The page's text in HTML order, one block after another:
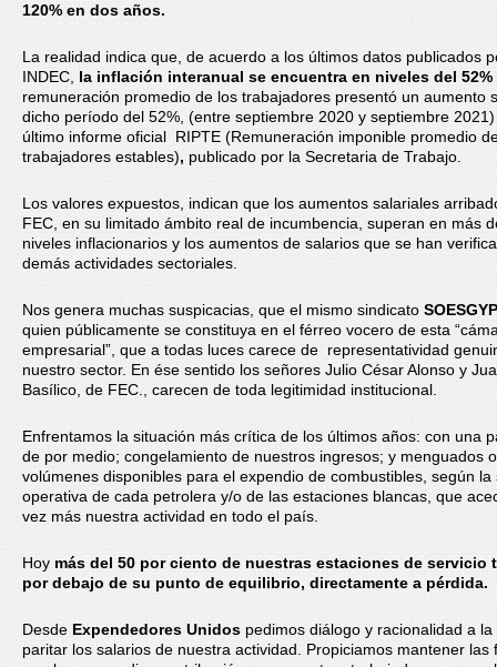
120% en dos años.
La realidad indica que, de acuerdo a los últimos datos publicados
INDEC, la inflación interanual se encuentra en niveles del 52%
remuneración promedio de los trabajadores presentó un aumento
dicho período del 52%, (entre septiembre 2020 y septiembre
último informe oficial RIPTE (Remuneración imponible promedio
trabajadores estables), publicado por la Secretaria de Trabajo.
Los valores expuestos, indican que los aumentos salariales
FEC, en su limitado ámbito real de incumbencia, superan en más
niveles inflacionarios y los aumentos de salarios que se han
demás actividades sectoriales.
Nos genera muchas suspicacias, que el mismo sindicato
quien públicamente se constituya en el férreo vocero de esta
empresarial”, que a todas luces carece de representatividad
nuestro sector. En ése sentido los señores Julio César Alonso y
Basílico, de FEC., carecen de toda legitimidad institucional.
Enfrentamos la situación más crítica de los últimos años: con una
de por medio; congelamiento de nuestros ingresos; y menguados
volúmenes disponibles para el expendio de combustibles, según la
operativa de cada petrolera y/o de las estaciones blancas, que
vez más nuestra actividad en todo el país.
Hoy más del 50 por ciento de nuestras estaciones de servicio
por debajo de su punto de equilibrio, directamente a pérdida.
Desde Expendedores Unidos pedimos diálogo y racionalidad a
paritar los salarios de nuestra actividad. Propiciamos mantener las